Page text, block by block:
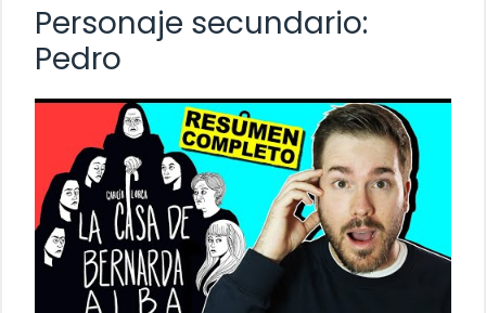
Personaje secundario:
Pedro